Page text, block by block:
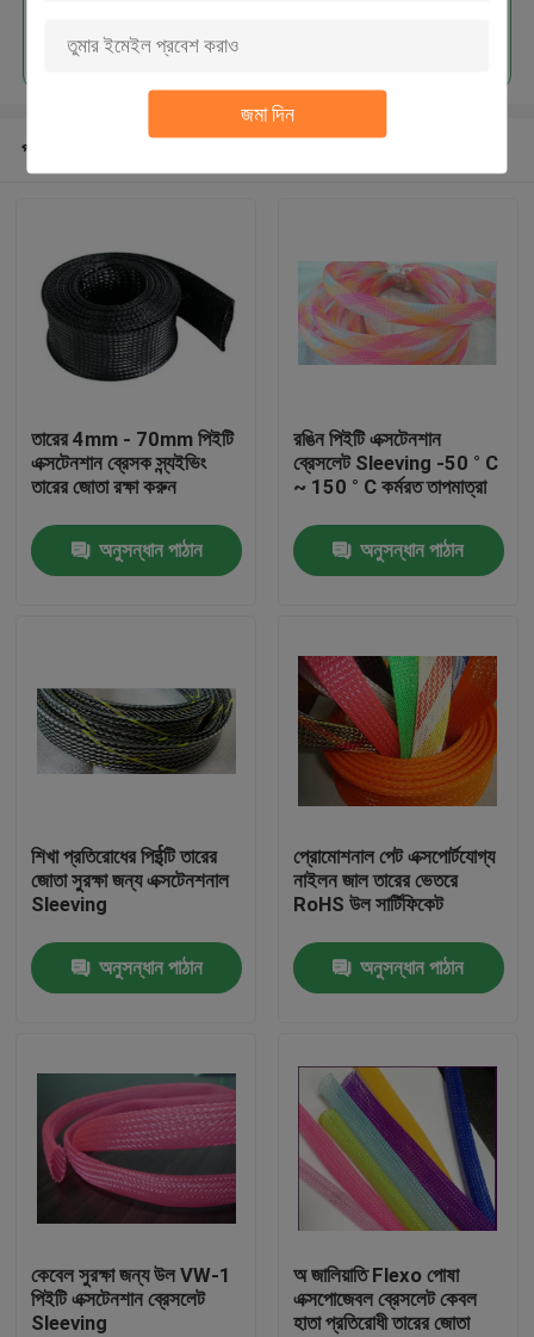
জমা দিন
পণ্য
কারখানা ভ্রমণ
মান নিয়ন্ত্রণ
উদ্ধৃতির জন্য আবেদন
নমনীয় পিভিসি টিউবিং
ঢেউখেলান নমনীয় টিউবিং
প্রস্তাবিত পণ্য
তারের 4mm - 70mm পিইটি
এক্সটেনশান ব্রেসক স্ন্যইভিং
তারের জোতা রক্ষা করুন
অনুসন্ধান পাঠান
রঙিন পিইটি এক্সটেনশান
ব্রেসলেট Sleeving -50 ° C
~ 150 ° C কর্মরত তাপমাত্রা
অনুসন্ধান পাঠান
শিখা প্রতিরোধের পিईটি তারের
জোতা সুরক্ষা জন্য এক্সটেনশনাল
Sleeving
অনুসন্ধান পাঠান
প্রোমোশনাল পেট এক্সপোর্টযোগ্য
নাইলন জাল তারের ভেতরে
RoHS উল সার্টিফিকেট
অনুসন্ধান পাঠান
কেবেল সুরক্ষা জন্য উল VW-1
পিইটি এক্সটেনশান ব্রেসলেট
Sleeving
অ জালিয়াতি Flexo পোষা
এক্সপোজেবল ব্রেসলেট কেবল
হাতা প্রতিরোধী তারের জোতা